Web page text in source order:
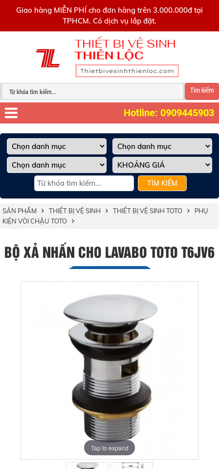
Giao hàng MIỄN PHÍ cho đơn hàng trên 3.000.000đ tại
TPHCM. Có dịch vụ lắp đặt.
Tìm kiếm
Hotline: 0909445903
TÌM KIẾM
SẢN PHẨM THIẾT BỊ VỆ SINH THIẾT BỊ VỆ SINH TOTO
PHỤ
KIỆN VÒI CHẬU TOTO
BỘ XẢ NHẤN CHO LAVABO TOTO T6JV6
Tap to expand
Tap to expand
0909445903